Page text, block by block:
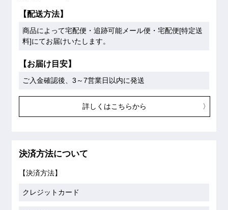
【配送方法】
商品によって宅配便・追跡可能メール便・宅配便[特定送
料]にてお届けいたします。
【お届け目安】
ご入金確認後、3～7営業日以内に発送
詳しくはこちらから
決済方法について
【決済方法】
クレジットカード